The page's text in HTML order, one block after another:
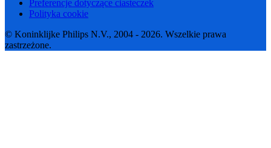
Preferencje dotyczące ciasteczek
Polityka cookie
© Koninklijke Philips N.V., 2004 - 2026. Wszelkie prawa
zastrzeżone.